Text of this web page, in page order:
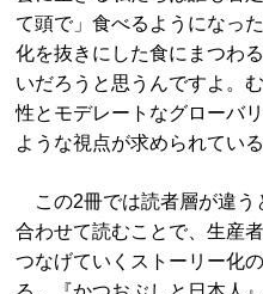
て頭で」食べるようになっ
化を抜きにした食にまつわ
いだろうと思うんですよ。
性とモデレートなグローバ
ような視点が求められてい
この2冊では読者層が違う
合わせて読むことで、生産
つなげていくストーリー化